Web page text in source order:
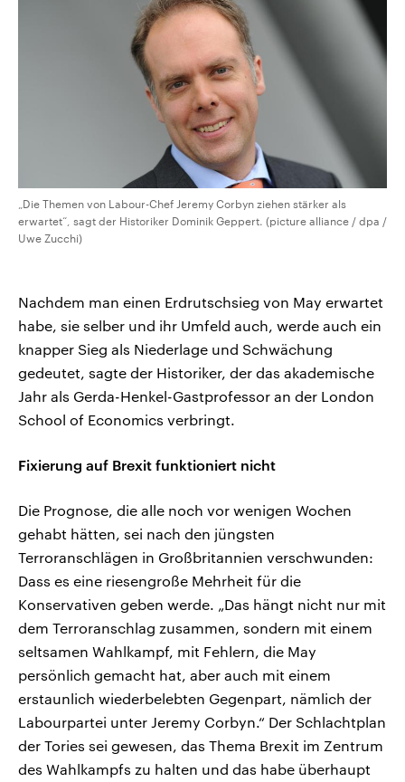
„Die Themen von Labour-Chef Jeremy Corbyn ziehen stärker als
erwartet“, sagt der Historiker Dominik Geppert. (picture alliance / dpa /
Uwe Zucchi)
Nachdem man einen Erdrutschsieg von May erwartet
habe, sie selber und ihr Umfeld auch, werde auch ein
knapper Sieg als Niederlage und Schwächung
gedeutet, sagte der Historiker, der das akademische
Jahr als Gerda-Henkel-Gastprofessor an der London
School of Economics verbringt.
Fixierung auf Brexit funktioniert nicht
Die Prognose, die alle noch vor wenigen Wochen
gehabt hätten, sei nach den jüngsten
Terroranschlägen in Großbritannien verschwunden:
Dass es eine riesengroße Mehrheit für die
Konservativen geben werde. „Das hängt nicht nur mit
dem Terroranschlag zusammen, sondern mit einem
seltsamen Wahlkampf, mit Fehlern, die May
persönlich gemacht hat, aber auch mit einem
erstaunlich wiederbelebten Gegenpart, nämlich der
Labourpartei unter Jeremy Corbyn.“ Der Schlachtplan
der Tories sei gewesen, das Thema Brexit im Zentrum
des Wahlkampfs zu halten und das habe überhaupt